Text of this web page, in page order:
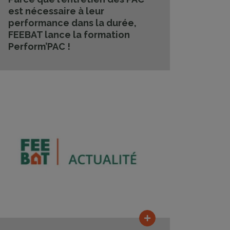
est nécessaire à leur
performance dans la durée,
FEEBAT lance la formation
Perform’PAC !
Lire la suite